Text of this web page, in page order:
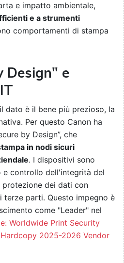
e impatto ambientale,
e a strumenti
comportamenti di stampa
Design" e
dato è il bene più prezioso, la
Per questo Canon ha
by Design”, che
in nodi sicuri
. I dispositivi sono
controllo dell'integrità del
dei dati con
terze parti. Questo impegno è
come "Leader" nel
Worldwide Print Security
2025-2026 Vendor